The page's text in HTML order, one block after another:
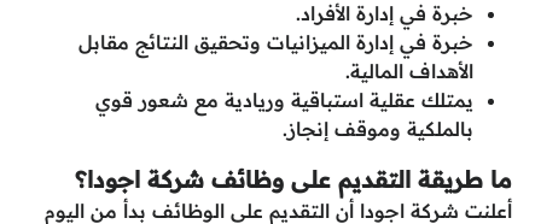
خبرة في إدارة الأفراد.
خبرة في إدارة الميزانيات وتحقيق النتائج مقابل
الأهداف المالية.
يمتلك عقلية استباقية وريادية مع شعور قوي
بالملكية وموقف إنجاز.
ما طريقة التقديم على وظائف شركة اجودا؟
أعلنت شركة اجودا أن التقديم على الوظائف بدأ من اليوم